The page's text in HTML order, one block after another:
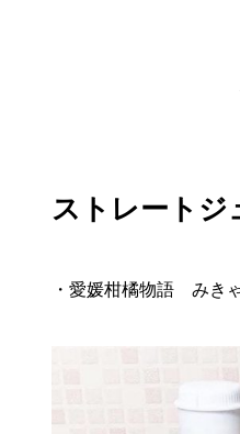
ストレートジ
・愛媛柑橘物語 みき